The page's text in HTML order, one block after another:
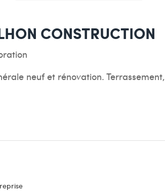
CONSTRUCTION
neuf et rénovation.